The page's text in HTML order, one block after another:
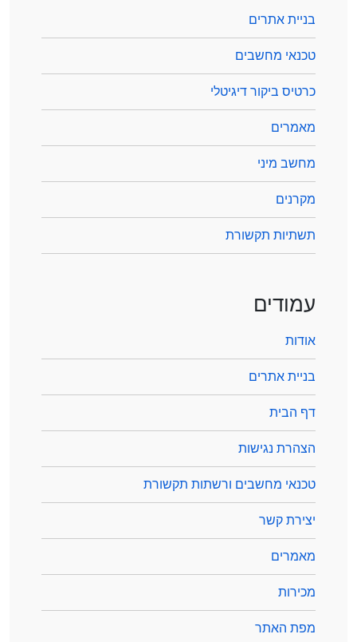
בניית אתרים
טכנאי מחשבים
כרטיס ביקור דיגיטלי
מאמרים
מחשב מיני
מקרנים
תשתיות תקשורת
עמודים
אודות
בניית אתרים
דף הבית
הצהרת נגישות
טכנאי מחשבים ורשתות תקשורת
יצירת קשר
מאמרים
מכירות
מפת האתר